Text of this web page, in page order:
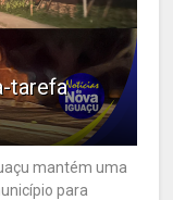
tarefa
mantém uma
para